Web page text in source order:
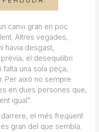
canvi gran en poc
Altres vegades,
havia desgast,
el desequilibri
falta una sola peça,
Per això no sempre
en dues persones que,
igual”.
el més freqüent
gran del que sembla.